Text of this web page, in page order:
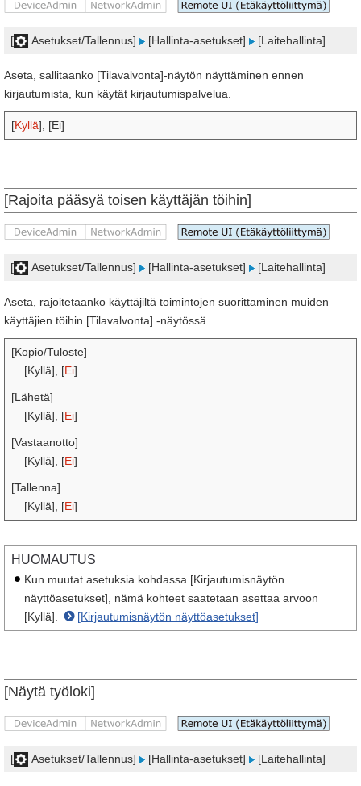
[ Asetukset/Tallennus] [Hallinta-asetukset] [Laitehallinta]
Aseta, sallitaanko [Tilavalvonta]-näytön näyttäminen ennen
kirjautumista, kun käytät kirjautumispalvelua.
[Kyllä], [Ei]
[Rajoita pääsyä toisen käyttäjän töihin]
[ Asetukset/Tallennus] [Hallinta-asetukset] [Laitehallinta]
Aseta, rajoitetaanko käyttäjiltä toimintojen suorittaminen muiden
käyttäjien töihin [Tilavalvonta] -näytössä.
[Kopio/Tuloste]
[Kyllä], [Ei]
[Lähetä]
[Kyllä], [Ei]
[Vastaanotto]
[Kyllä], [Ei]
[Tallenna]
[Kyllä], [Ei]
HUOMAUTUS
Kun muutat asetuksia kohdassa [Kirjautumisnäytön
näyttöasetukset], nämä kohteet saatetaan asettaa arvoon
[Kyllä].
[Kirjautumisnäytön näyttöasetukset]
[Näytä työloki]
[ Asetukset/Tallennus] [Hallinta-asetukset] [Laitehallinta]